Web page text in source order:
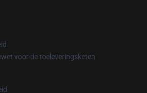
voor de toeleveringsketen